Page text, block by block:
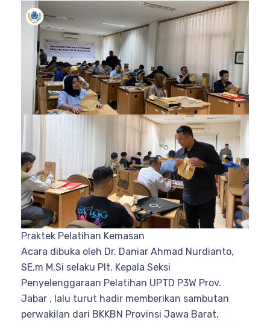
Praktek Pelatihan Kemasan
Acara dibuka oleh Dr. Daniar Ahmad Nurdianto,
SE,m M.Si selaku Plt. Kepala Seksi
Penyelenggaraan Pelatihan UPTD P3W Prov.
Jabar , lalu turut hadir memberikan sambutan
perwakilan dari BKKBN Provinsi Jawa Barat,